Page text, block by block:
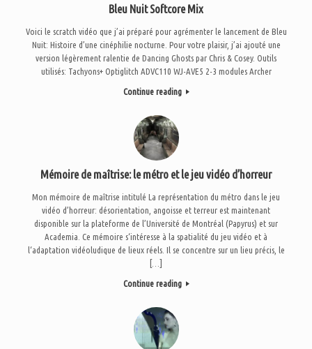
Bleu Nuit Softcore Mix
Voici le scratch vidéo que j’ai préparé pour agrémenter le lancement de Bleu
Nuit: Histoire d’une cinéphilie nocturne. Pour votre plaisir, j’ai ajouté une
version légèrement ralentie de Dancing Ghosts par Chris & Cosey. Outils
utilisés: Tachyons+ Optiglitch ADVC110 WJ-AVE5 2-3 modules Archer
Continue reading
Mémoire de maîtrise: le métro et le jeu vidéo d’horreur
Mon mémoire de maîtrise intitulé La représentation du métro dans le jeu
vidéo d’horreur: désorientation, angoisse et terreur est maintenant
disponible sur la plateforme de l’Université de Montréal (Papyrus) et sur
Academia. Ce mémoire s‘intéresse à la spatialité du jeu vidéo et à
l‘adaptation vidéoludique de lieux réels. Il se concentre sur un lieu précis, le
[…]
Continue reading